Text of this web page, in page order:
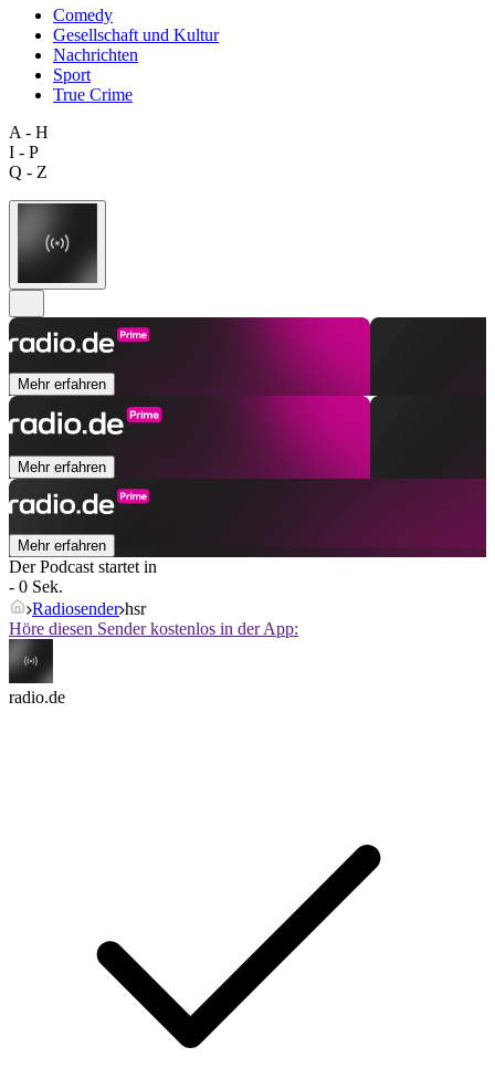
Comedy
Gesellschaft und Kultur
Nachrichten
Sport
True Crime
A - H
I - P
Q - Z
Mehr erfahren
Mehr erfahren
Mehr erfahren
Der Podcast startet in
- 0 Sek.
Radiosender hsr
Höre diesen Sender kostenlos in der App:
radio.de